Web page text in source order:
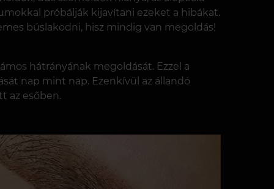
próbálják kijavítani ezeket a hibákat.
búslakodni, hisz mindig van megoldás!
hátrányának megoldását. Ezzel a
nap mint nap. Ezenkívül az állandó
az esőben.